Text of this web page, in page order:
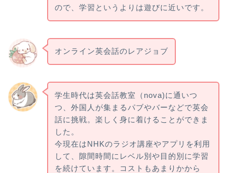
ので、学習というよりは遊びに近いです。
オンライン英会話のレアジョブ
学生時代は英会話教室（nova)に通いつ
つ、外国人が集まるパブやバーなどで英会
話に挑戦。楽しく身に着けることができま
した。
今現在はNHKのラジオ講座やアプリを利用
して、隙間時間にレベル別や目的別に学習
を続けています。コストもあまりかから